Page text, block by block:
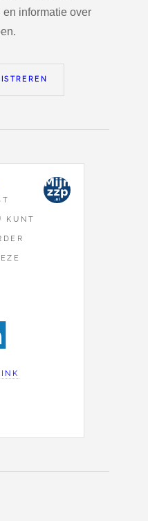
informatie over
KUNT